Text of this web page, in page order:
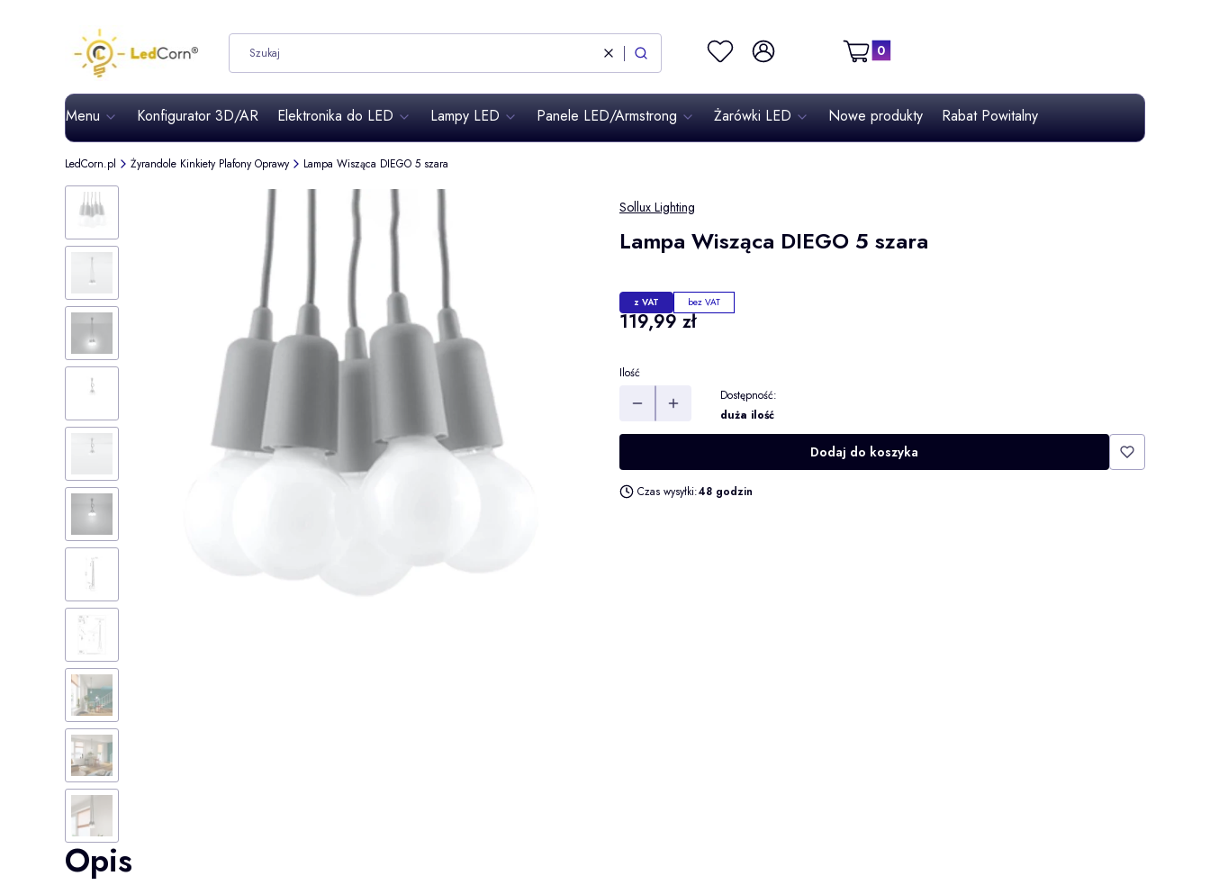
WyczyśćSzukaj Ulubione Zaloguj się
Produkty w koszyku: 0. Zobacz szczegóły
Koszyk
Menu Konfigurator 3D/AR Elektronika do LED Lampy LED Panele LED/Armstrong Żarówki LED Nowe produkty Rabat Powitalny
LedCorn.pl Żyrandole Kinkiety Plafony Oprawy Lampa Wisząca DIEGO 5 szara
Sollux Lighting
Lampa Wisząca DIEGO 5 szara
z VAT bez VAT
Cena
119,99 zł
Ilość
Dostępność:
duża ilość
Dodaj do koszyka
Czas wysyłki:48 godzin
Opis